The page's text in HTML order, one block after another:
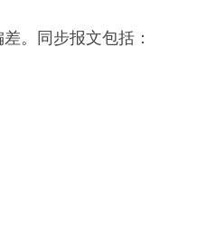
。同步报文包括：